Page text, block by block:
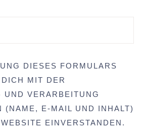
DIESES FORMULARS
MIT DER
UND VERARBEITUNG
(NAME, E-MAIL UND INHALT)
EINVERSTANDEN.